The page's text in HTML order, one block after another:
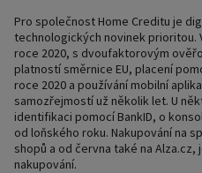
Pro společnost Home Creditu je
technologických novinek prioritou.
roce 2020, s dvoufaktorovým
platností směrnice EU, placení
roce 2020 a používání mobilní
samozřejmostí už několik let. U
identifikaci pomocí BankID, o
od loňského roku. Nakupování na
shopů a od června také na
nakupování.